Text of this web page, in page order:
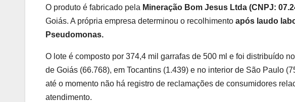
O produto é fabricado pela Mineração Bom Jesus Ltda (CNPJ:
Goiás. A própria empresa determinou o recolhimento após laudo
Pseudomonas.
O lote é composto por 374,4 mil garrafas de 500 ml e foi distribuído
de Goiás (66.768), em Tocantins (1.439) e no interior de São Paulo
até o momento não há registro de reclamações de consumidores
atendimento.